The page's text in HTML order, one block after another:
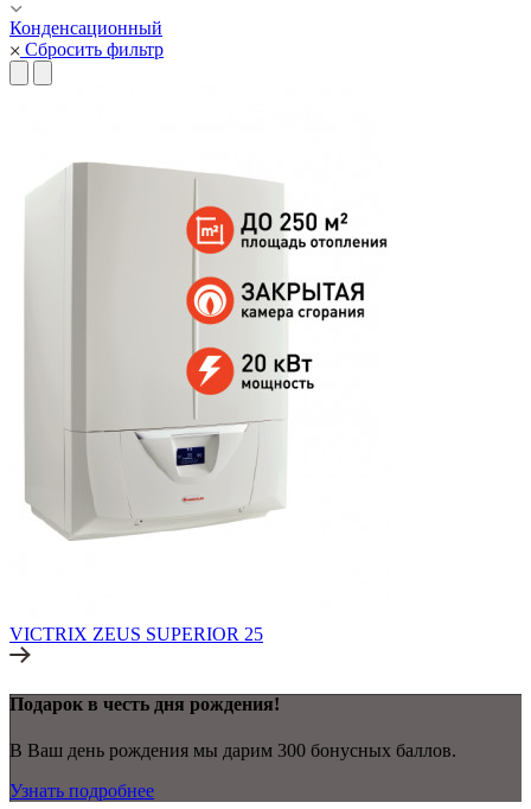
Конденсационный
Сбросить фильтр
VICTRIX ZEUS SUPERIOR 25
Подарок в честь дня рождения!
В Ваш день рождения мы дарим 300 бонусных баллов.
Узнать подробнее